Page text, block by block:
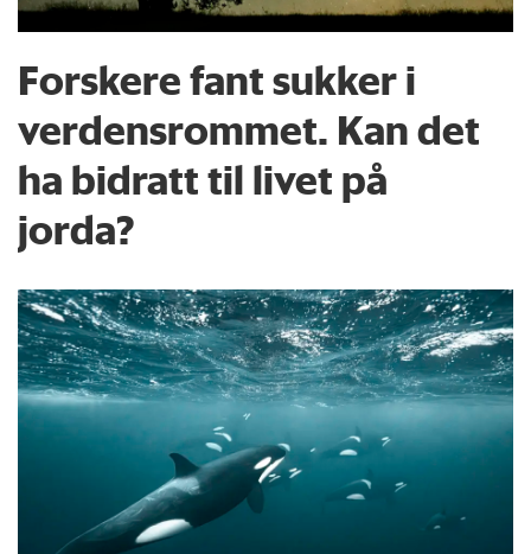
Forskere fant sukker i
verdensrommet. Kan det
ha bidratt til livet på
jorda?